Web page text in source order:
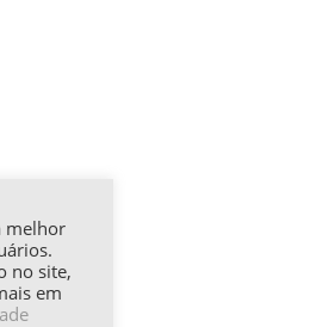
melhor
no site,
em